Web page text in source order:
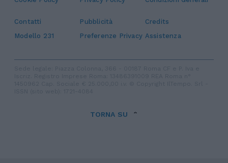
Contatti Pubblicità
Credits
Modello 231
Preferenze Privacy Assistenza
TORNA SU